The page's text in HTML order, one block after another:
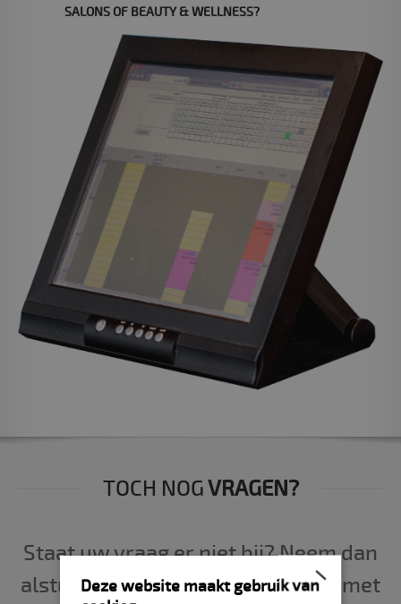
SALONS OF BEAUTY & WELLNESS?
TOCH NOGVRAGEN?
Staat uw vraag er niet bij? Neem dan
alstublieft de moeite om contact met
×
Deze website maakt gebruik van